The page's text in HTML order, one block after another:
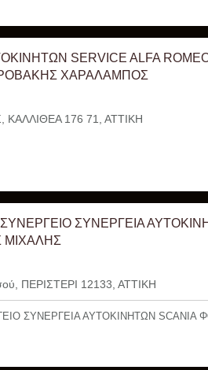
SERVICE ALFA
ΡΟΒΑΚΗΣ ΧΑΡΑΛΑΜΠΟΣ
ΚΑΛΛΙΘΕΑ 176 71, ΑΤΤΙΚΗ
ΣΥΝΕΡΓΕΙΟ ΣΥΝΕΡΓΕΙΑ
ΜΙΧΑΛΗΣ
ΠΕΡΙΣΤΕΡΙ 12133, ΑΤΤΙΚΗ
ΣΥΝΕΡΓΕΙΑ ΑΥΤΟΚΙΝΗΤΩΝ